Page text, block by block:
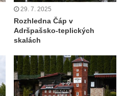
29. 7. 2025
Rozhledna Čáp v
Adršpašsko-teplických
skalách